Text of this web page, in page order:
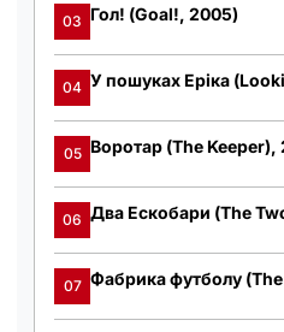
03 Гол! (Goal!, 2005)
04 У пошуках Еріка
05 Воротар (The Keeper),
06 Два Ескобари (The
07 Фабрика футболу